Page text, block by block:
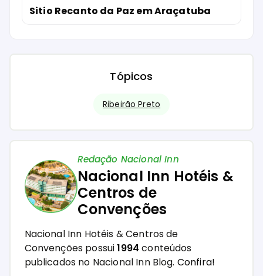
Sitio Recanto da Paz em Araçatuba
Tópicos
Ribeirão Preto
Redação Nacional Inn
Nacional Inn Hotéis &
Centros de
Convenções
Nacional Inn Hotéis & Centros de
Convenções possui1994 conteúdos
publicados no Nacional Inn Blog. Confira!